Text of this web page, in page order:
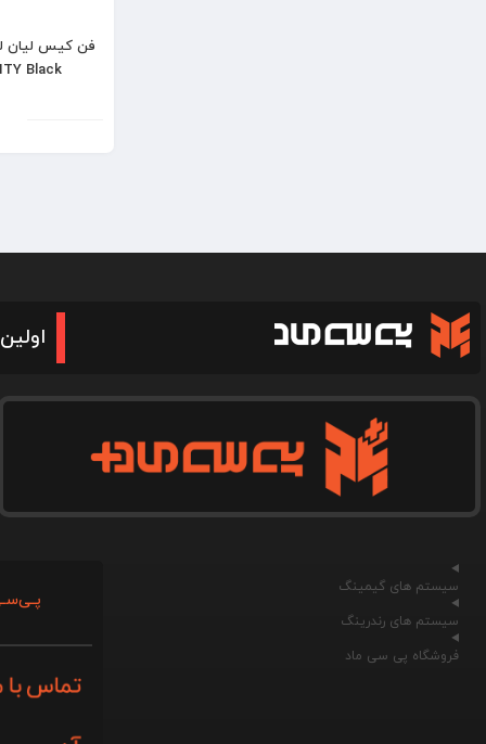
Black
سیستم های گیمینگ
سیستم های رندرینگ
فروشگاه پی سی ماد